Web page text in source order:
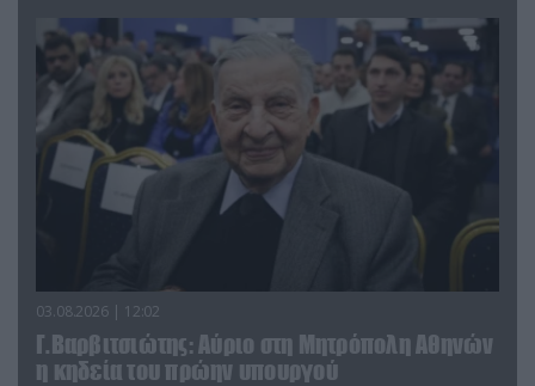
03.08.2026 | 12:02
Γ.Βαρβιτσιώτης: Aύριο στη Μητρόπολη Αθηνών
η κηδεία του πρώην υπουργού